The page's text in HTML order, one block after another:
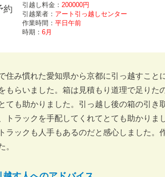
引越し料金： 200000円
引越業者： アート引っ越しセンター
作業時間： 平日午前
時期： 6月
住み慣れた愛知県から京都に引っ越すこ
もらいました。箱は見積もり道理で足り
ても助かりました。引っ越し後の箱の引
トラックを手配してくれてとても助かりま
ラックも人手もあるのだと感心しました
。